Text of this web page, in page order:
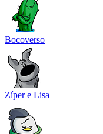
Bocoverso
Zíper e Lisa